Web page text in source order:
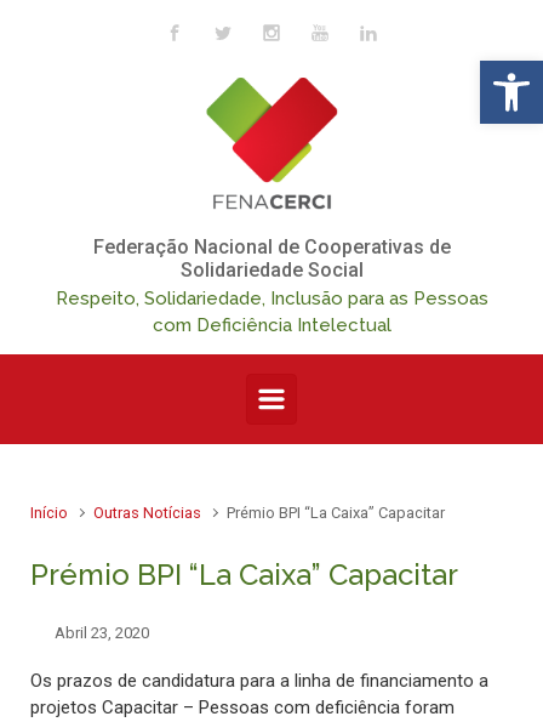
Skip to main content
Federação Nacional de Cooperativas de
Solidariedade Social
Respeito, Solidariedade, Inclusão para as Pessoas
com Deficiência Intelectual
Início Outras Notícias Prémio BPI “La Caixa” Capacitar
Prémio BPI “La Caixa” Capacitar
Abril 23, 2020
Os prazos de candidatura para a linha de financiamento a
projetos Capacitar – Pessoas com deficiência foram